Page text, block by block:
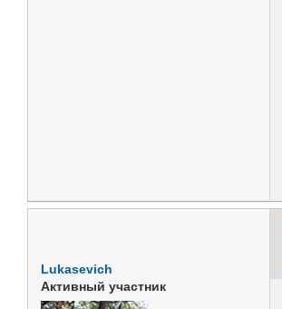
Lukasevich
Активный участник